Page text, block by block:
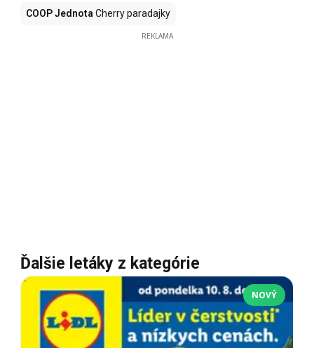
COOP Jednota Cherry paradajky
REKLAMA
Ďalšie letáky z kategórie
NOVÝ